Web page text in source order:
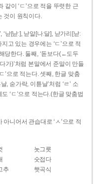
같이 ‘ㄷ’으로 적을 뚜렷한 근
것이 원칙이다.
낟[낟ː], 낟알[나ː달], 낟가리[낟ː
지고 있는 경우에는 ‘ㄷ’으로 적
당한다. 둘째, ‘돋보다(←도두
)’처럼 본말에서 준말이 만들
’으로 적는다. 셋째, 한글 맞춤
, 숟가락, 이튿날’처럼 ‘ㄹ’ 소
‘ㄷ’으로 적는다.(한글 맞춤법
아니어서 관습대로 ‘ㅅ’으로 적
놋그릇
숫접다
추 햇곡식